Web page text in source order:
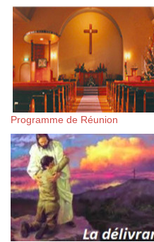
Programme de Réunion